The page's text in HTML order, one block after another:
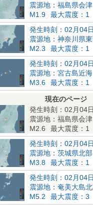
震源地：福島県会津
M1.9
最大震度：1
発生時刻：02月04
震源地：神奈川県
M2.3
最大震度：1
発生時刻：02月04
震源地：宮古島近海
M3.6
最大震度：1
現在のページ
発生時刻：02月04
震源地：福島県会津
M2.6
最大震度：1
発生時刻：02月04
震源地：茨城県北部
M3.8
最大震度：1
発生時刻：02月04
震源地：奄美大島
M5.2
最大震度：3